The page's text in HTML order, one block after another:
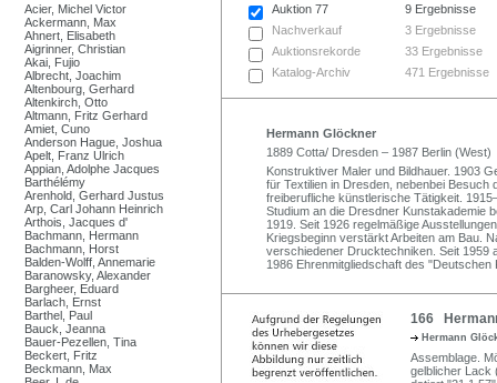
Acier, Michel Victor
Ackermann, Max
Ahnert, Elisabeth
Aigrinner, Christian
Akai, Fujio
Albrecht, Joachim
Altenbourg, Gerhard
Altenkirch, Otto
Altmann, Fritz Gerhard
Amiet, Cuno
Anderson Hague, Joshua
Apelt, Franz Ulrich
Appian, Adolphe Jacques
Barthélémy
Arenhold, Gerhard Justus
Arp, Carl Johann Heinrich
Arthois, Jacques d'
Bachmann, Hermann
Bachmann, Horst
Balden-Wolff, Annemarie
Baranowsky, Alexander
Bargheer, Eduard
Barlach, Ernst
Barthel, Paul
Bauck, Jeanna
Bauer-Pezellen, Tina
Beckert, Fritz
Beckmann, Max
Auktion 77
9 Ergebnisse
Nachverkauf
3 Ergebnisse
Auktionsrekorde
33 Ergebnisse
Katalog-Archiv
471 Ergebnisse
Hermann Glöckner
1889 Cotta/ Dresden – 1987 Berlin (West)
Konstruktiver Maler und Bildhauer. 1903
für Textilien in Dresden, nebenbei Besuch
freiberufliche künstlerische Tätigkeit.
Studium an die Dresdner Kunstakademie
1919. Seit 1926 regelmäßige
Kriegsbeginn verstärkt Arbeiten am Bau.
verschiedener Drucktechniken. Seit 1959
1986 Ehrenmitgliedschaft des "Deutschen
166
Hermann
Assemblage.
gelblicher Lack